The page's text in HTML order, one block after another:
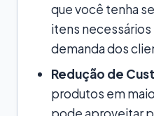
que você tenha
itens necessários
demanda dos
Redução de
produtos em